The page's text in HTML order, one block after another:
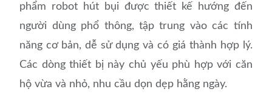
phẩm robot hút bụi được thiết kế hướng đến
người dùng phổ thông, tập trung vào các tính
năng cơ bản, dễ sử dụng và có giá thành hợp lý.
Các dòng thiết bị này chủ yếu phù hợp với căn
hộ vừa và nhỏ, nhu cầu dọn dẹp hằng ngày.